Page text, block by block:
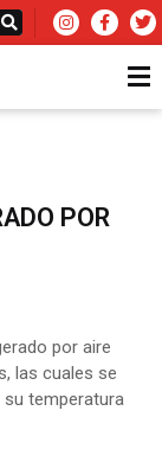
POR
por aire
las cuales se
su temperatura